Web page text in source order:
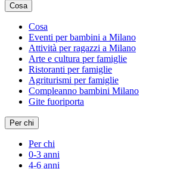
Cosa
Cosa
Eventi per bambini a Milano
Attività per ragazzi a Milano
Arte e cultura per famiglie
Ristoranti per famiglie
Agriturismi per famiglie
Compleanno bambini Milano
Gite fuoriporta
Per chi
Per chi
0-3 anni
4-6 anni